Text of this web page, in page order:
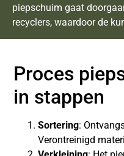
piepschuim gaat
recyclers, waardoor de
Proces
in stappen
Sortering:
Verontreinigd